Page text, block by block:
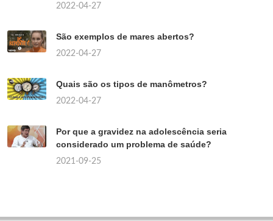
2022-04-27
São exemplos de mares abertos?
2022-04-27
Quais são os tipos de manômetros?
2022-04-27
Por que a gravidez na adolescência seria
considerado um problema de saúde?
2021-09-25